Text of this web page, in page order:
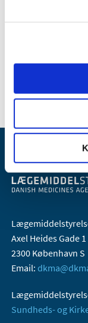
2008 (8)
Axel Heides Gade 1
2300 København S
Email:
Sundheds- og